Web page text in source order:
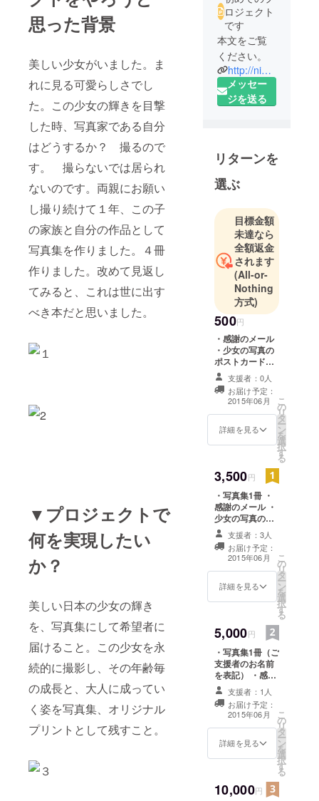
思った背景
美しい少女がいました。ま
れに見る可愛らしさでし
た。この少女の輝きを目撃
した時、写真家である自分
はどうするか？ 撮るので
す。 撮らないでは居られ
ないのです。両親にお願い
し撮り続けて１年、この子
の家族と自分の作品として
写真集を作りました。４冊
作りました。改めて見返し
てみると、これは世に出す
べき本だと思いました。
▼プロジェクトで
何を実現したい
か？
美しい日本の少女の輝き
を、写真集にして希望者に
届けること。この少女を永
続的に撮影し、その年齢毎
の成長と、大人に成ってい
く姿を写真集、オリジナル
プリントとして残すこと。
ロジェクト
です
本文をご覧
ください。
http://nihonnoshojo.petit.cc/banana/
メッセー
ジを送る
リターンを
選ぶ
目標金額
未達なら
全額返金
されます
(All-or-
Nothing
方式)
500円
・感謝のメール
・少女の写真の
ポストカード
（写真はこちら
で選んだものに
なります）
支援者：0人
お届け予定：
2015年06月
詳細を見る
こ
の
リ
タ
ー
ン
を
選
択
す
る
3,500円
・写真集1冊 ・
感謝のメール ・
少女の写真のポ
ストカード（写
真はこちらで選
んだものになり
ます）
支援者：3人
お届け予定：
2015年06月
詳細を見る
こ
の
リ
タ
ー
ン
を
選
択
す
る
5,000円
・写真集1冊（ご
支援者のお名前
を表記） ・感謝
のメール ・少女
の写真のポスト
カード（写真は
こちらで選んだ
ものになりま
す）3種
支援者：1人
お届け予定：
2015年06月
詳細を見る
こ
の
リ
タ
ー
ン
を
選
択
す
る
10,000円